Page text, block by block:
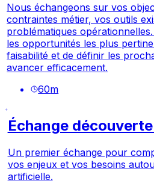
Nous échangeons sur vos
contraintes métier, vos outils
problématiques opérationnelles.
les opportunités les plus
faisabilité et de définir les
avancer efficacement.
60m
Échange
Un premier échange pour
vos enjeux et vos besoins
artificielle.